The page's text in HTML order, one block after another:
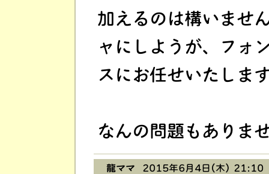
加えるのは構いませ
ャにしようが、フォ
スにお任せいたしま
なんの問題もありま
龍ママ 2015年6月4日(木) 21:10